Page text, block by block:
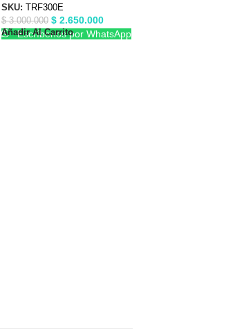
SKU:
TRF300E
$3.000.000 $2.650.000
Añadir Al Carrito
Escríbenos por WhatsApp